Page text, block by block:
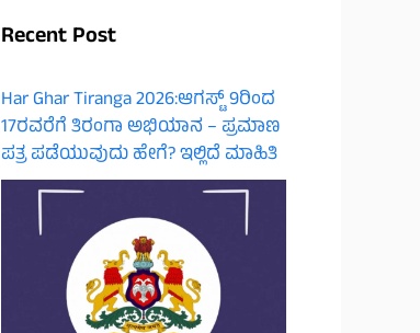
Recent Post
Har Ghar Tiranga 2026:ಆಗಸ್ಟ್ 9ರಿಂದ
17ರವರೆಗೆ ತಿರಂಗಾ ಅಭಿಯಾನ – ಪ್ರಮಾಣ
ಪತ್ರ ಪಡೆಯುವುದು ಹೇಗೆ? ಇಲ್ಲಿದೆ ಮಾಹಿತಿ